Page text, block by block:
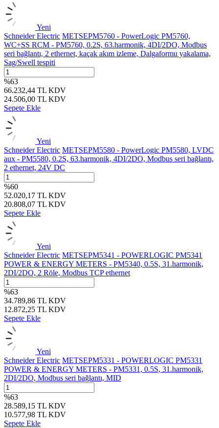
Yeni
Schneider Electric METSEPM5760 - PowerLogic PM5760,
WC+SS RCM - PM5760, 0.2S, 63.harmonik, 4DI/2DO, Modbus
seri bağlantı, 2 ethernet, kaçak akım izleme, Dalgaformu yakalama,
Sag/Swell tespiti
%63
66.232,44 TL KDV
24.506,00 TL KDV
Sepete Ekle
Yeni
Schneider Electric METSEPM5580 - PowerLogic PM5580, LVDC
aux - PM5580, 0.2S, 63.harmonik, 4DI/2DO, Modbus seri bağlantı,
2 ethernet, 24V DC
%60
52.020,17 TL KDV
20.808,07 TL KDV
Sepete Ekle
Yeni
Schneider Electric METSEPM5341 - POWERLOGIC PM5341
POWER & ENERGY METERS - PM5340, 0.5S, 31.harmonik,
2DI/2DO, 2 Röle, Modbus TCP ethernet
%63
34.789,86 TL KDV
12.872,25 TL KDV
Sepete Ekle
Yeni
Schneider Electric METSEPM5331 - POWERLOGIC PM5331
POWER & ENERGY METERS - PM5331, 0.5S, 31.harmonik,
2DI/2DO, Modbus seri bağlantı, MID
%63
28.589,15 TL KDV
10.577,98 TL KDV
Sepete Ekle